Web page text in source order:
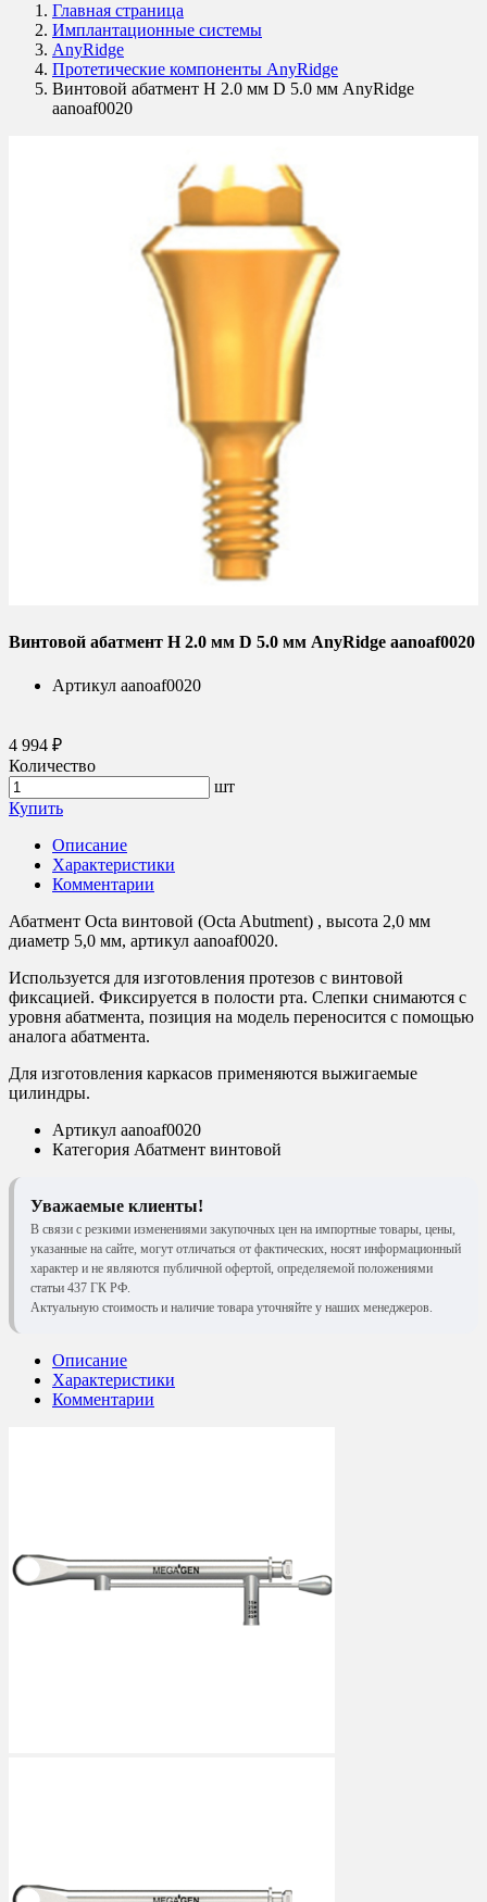
Главная страница
Имплантационные системы
AnyRidge
Протетические компоненты AnyRidge
Винтовой абатмент H 2.0 мм D 5.0 мм AnyRidge
aanoaf0020
Винтовой абатмент H 2.0 мм D 5.0 мм AnyRidge aanoaf0020
Артикул aanoaf0020
4 994 ₽
Количество
шт
Купить
Описание
Характеристики
Комментарии
Абатмент Octa винтовой (Octa Abutment) , высота 2,0 мм
диаметр 5,0 мм, артикул aanoaf0020.
Используется для изготовления протезов с винтовой
фиксацией. Фиксируется в полости рта. Слепки снимаются с
уровня абатмента, позиция на модель переносится с помощью
аналога абатмента.
Для изготовления каркасов применяются выжигаемые
цилиндры.
Артикул aanoaf0020
Категория Абатмент винтовой
Уважаемые клиенты!
В связи с резкими изменениями закупочных цен на импортные товары, цены,
указанные на сайте, могут отличаться от фактических, носят информационный
характер и не являются публичной офертой, определяемой положениями
статьи 437 ГК РФ.
Актуальную стоимость и наличие товара уточняйте у наших менеджеров.
Описание
Характеристики
Комментарии